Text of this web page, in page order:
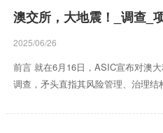
历、未来的运势，就跟摊开的书卷一
仙双眼失明，但镇上的人都对他敬重
澳交所，大地震！_调查_
2025/06/26
前言 就在6月16日，ASIC宣布对澳
调查，矛头直指其风险管理、治理
元，创下一年来最大跌幅。 缘起